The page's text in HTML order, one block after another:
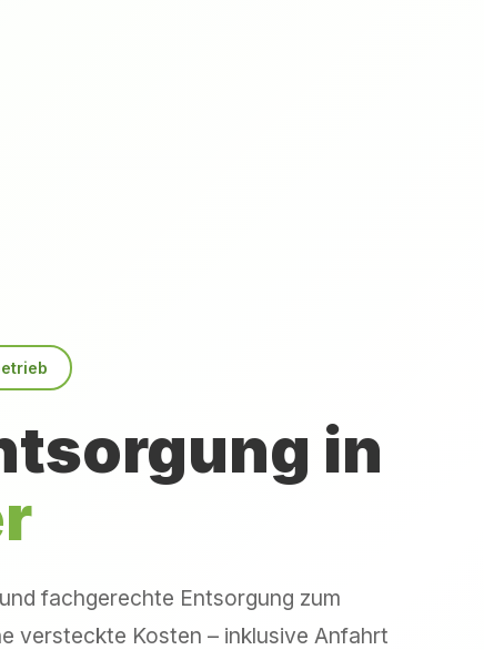
in
fachgerechte Entsorgung zum
versteckte Kosten – inklusive Anfahrt